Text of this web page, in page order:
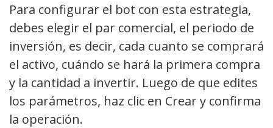
Para configurar el bot con esta estrategia,
debes elegir el par comercial, el periodo de
inversión, es decir, cada cuanto se comprará
el activo, cuándo se hará la primera compra
y la cantidad a invertir. Luego de que edites
los parámetros, haz clic en Crear y confirma
la operación.